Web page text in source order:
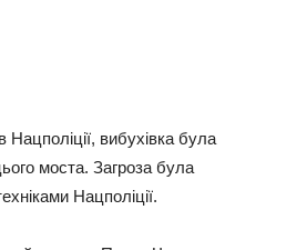
Нацполіції, вибухівка була
моста. Загроза була
Нацполіції.